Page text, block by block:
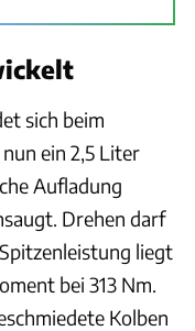
sich beim
ein 2,5 Liter
Aufladung
Drehen darf
liegt
bei 313 Nm.
Kolben